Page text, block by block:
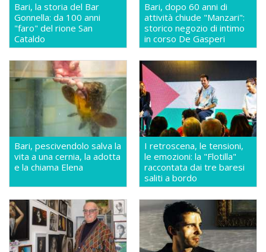
Bari, la storia del Bar
Gonnella: da 100 anni
"faro" del rione San
Cataldo
Bari, dopo 60 anni di
attività chiude "Manzari":
storico negozio di intimo
in corso De Gasperi
Bari, pescivendolo salva la
vita a una cernia, la adotta
e la chiama Elena
I retroscena, le tensioni,
le emozioni: la "Flotilla"
raccontata dai tre baresi
saliti a bordo